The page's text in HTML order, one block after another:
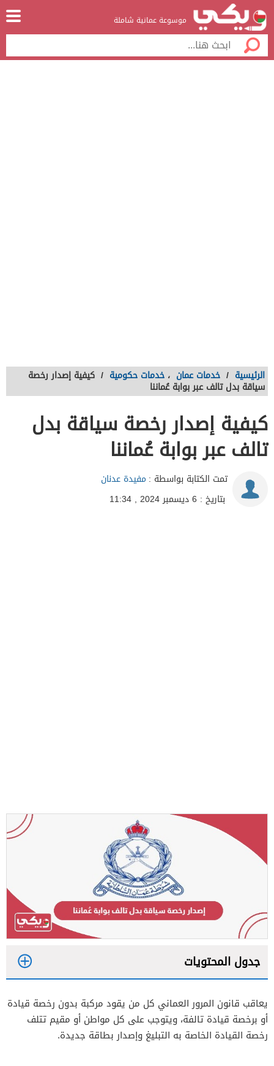
موسوعة عمانية شاملة
الرئيسية / خدمات عمان ، خدمات حكومية / كيفية إصدار رخصة
سياقة بدل تالف عبر بوابة عُماننا
كيفية إصدار رخصة سياقة بدل
تالف عبر بوابة عُماننا
تمت الكتابة بواسطة : مفيدة عدنان
بتاريخ : 6 ديسمبر 2024 , 11:34
جدول المحتويات
2
يعاقب قانون المرور العماني كل من يقود مركبة بدون رخصة قيادة
أو برخصة قيادة تالفة، ويتوجب على كل مواطن أو مقيم تتلف
رخصة القيادة الخاصة به التبليغ وإصدار بطاقة جديدة.